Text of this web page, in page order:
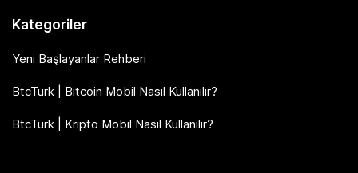
Kategoriler
Yeni Başlayanlar Rehberi
BtcTurk | Bitcoin Mobil Nasıl Kullanılır?
BtcTurk | Kripto Mobil Nasıl Kullanılır?